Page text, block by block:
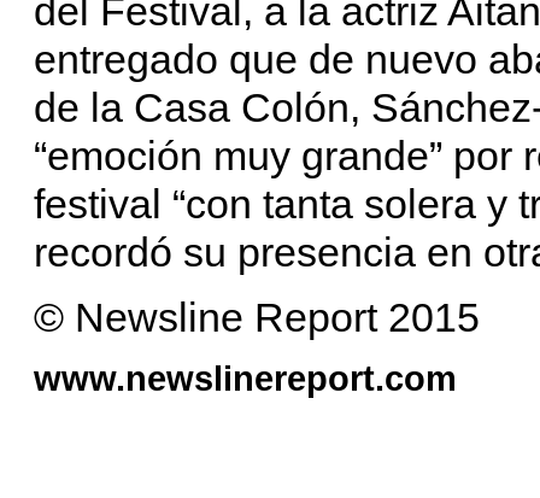
del Festival, a la actriz
entregado que de nuevo
de la Casa Colón,
“emoción muy grande”
festival “con tanta solera y
recordó su presencia en
© Newsline Report 2015
www.newslinereport.com